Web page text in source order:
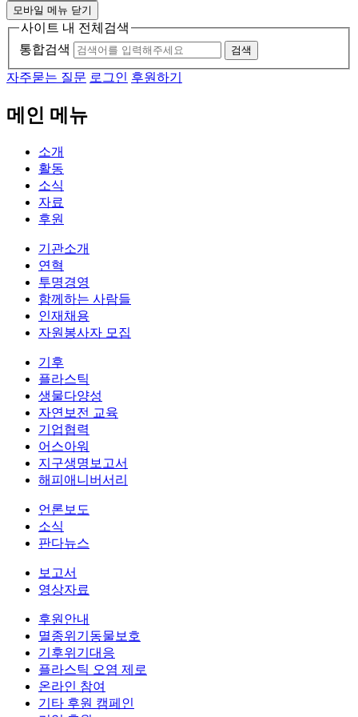
모바일 메뉴 닫기
사이트 내 전체검색
통합검색
검색
자주묻는 질문 로그인 후원하기
메인 메뉴
소개
활동
소식
자료
후원
기관소개
연혁
투명경영
함께하는 사람들
인재채용
자원봉사자 모집
기후
플라스틱
생물다양성
자연보전 교육
기업협력
어스아워
지구생명보고서
해피애니버서리
언론보도
소식
판다뉴스
보고서
영상자료
후원안내
멸종위기동물보호
기후위기대응
플라스틱 오염 제로
온라인 참여
기타 후원 캠페인